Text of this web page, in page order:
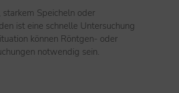
Speicheln oder
ist eine schnelle Untersuchung
können Röntgen- oder
notwendig sein.